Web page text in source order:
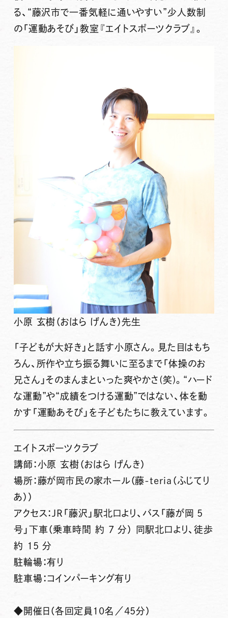
る、 “藤沢市で一番気軽に通いやすい”少人数制
の「運動あそび」教室『エイトスポーツクラブ』。
小原 玄樹（おはら げんき）先生
「子どもが大好き」と話す小原さん。見た目はもち
ろん、所作や立ち振る舞いに至るまで「体操のお
兄さん」そのまんまといった爽やかさ(笑)。“ハード
な運動”や“成績をつける運動”ではない、体を動
かす「運動あそび」を子どもたちに教えています。
エイトスポーツクラブ
講師：小原 玄樹（おはら げんき）
場所：藤が岡市民の家ホール（藤-teria（ふじてり
あ））
アクセス：JR「藤沢」駅北口より、バス「藤が岡 5
号」下車（乗車時間 約 7 分） 同駅北口より、徒歩
約 15 分
駐輪場：有り
駐車場：コインパーキング有り
◆開催日（各回定員10名／45分）